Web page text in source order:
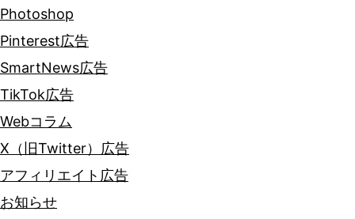
Photoshop
Pinterest広告
SmartNews広告
TikTok広告
Webコラム
X（旧Twitter）広告
アフィリエイト広告
お知らせ